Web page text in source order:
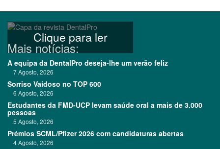
Clique para ler
Mais notícias:
A equipa da DentalPro deseja-lhe um verão feliz
7 Agosto, 2026
Sorriso Vaidoso no TOP 600
6 Agosto, 2026
Estudantes da FMD-UCP levam saúde oral a mais de 3.000
pessoas
5 Agosto, 2026
Prémios SCML/Pfizer 2026 com candidaturas abertas
4 Agosto, 2026